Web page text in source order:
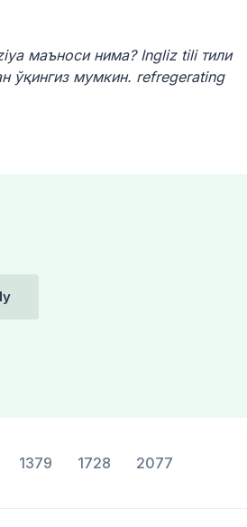
маъноси нима? Ingliz tili тили
ўқингиз мумкин. refregerating
1379 1728 2077